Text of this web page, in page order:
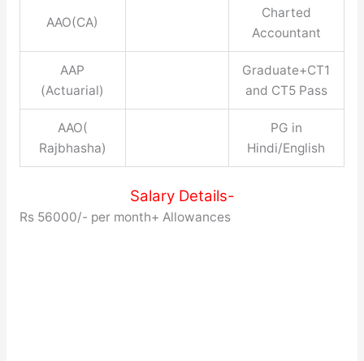
AAO(CA)
Charted
Accountant
AAP
(Actuarial)
Graduate+CT1
and CT5 Pass
AAO(
Rajbhasha)
PG in
Hindi/English
Salary Details-
Rs 56000/- per month+ Allowances